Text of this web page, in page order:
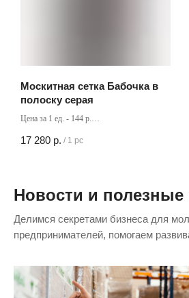
Москитная сетка Бабочка в
полоску серая
Цена за 1 ед. - 144 р.
17 280 р. / 1 pc
Новости и полезные
Делимся секретами бизнеса для
предпринимателей, помогаем